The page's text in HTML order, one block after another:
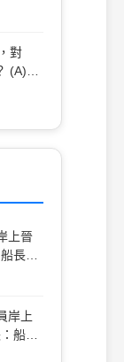
對
(A)指
嫌疑
上晉
長實
岸上
船長